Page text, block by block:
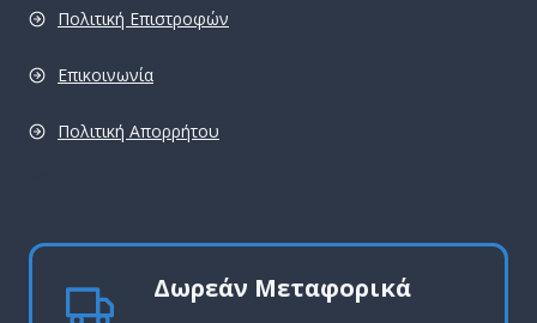
Πολιτική Επιστροφών
Επικοινωνία
Πολιτική Απορρήτου
Δωρεάν Μεταφορικά